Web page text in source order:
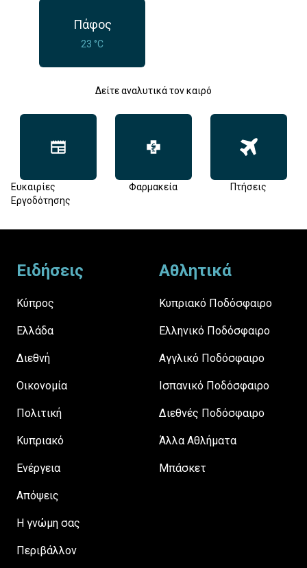
Πάφος
23 °C
Δείτε αναλυτικά τον καιρό
Ευκαιρίες
Εργοδότησης
Φαρμακεία Πτήσεις
Ειδήσεις
Κύπρος
Ελλάδα
Διεθνή
Οικονομία
Πολιτική
Κυπριακό
Ενέργεια
Απόψεις
H γνώμη σας
Περιβάλλον
Αθλητικά
Κυπριακό Ποδόσφαιρο
Ελληνικό Ποδόσφαιρο
Αγγλικό Ποδόσφαιρο
Ισπανικό Ποδόσφαιρο
Διεθνές Ποδόσφαιρο
Άλλα Αθλήματα
Μπάσκετ